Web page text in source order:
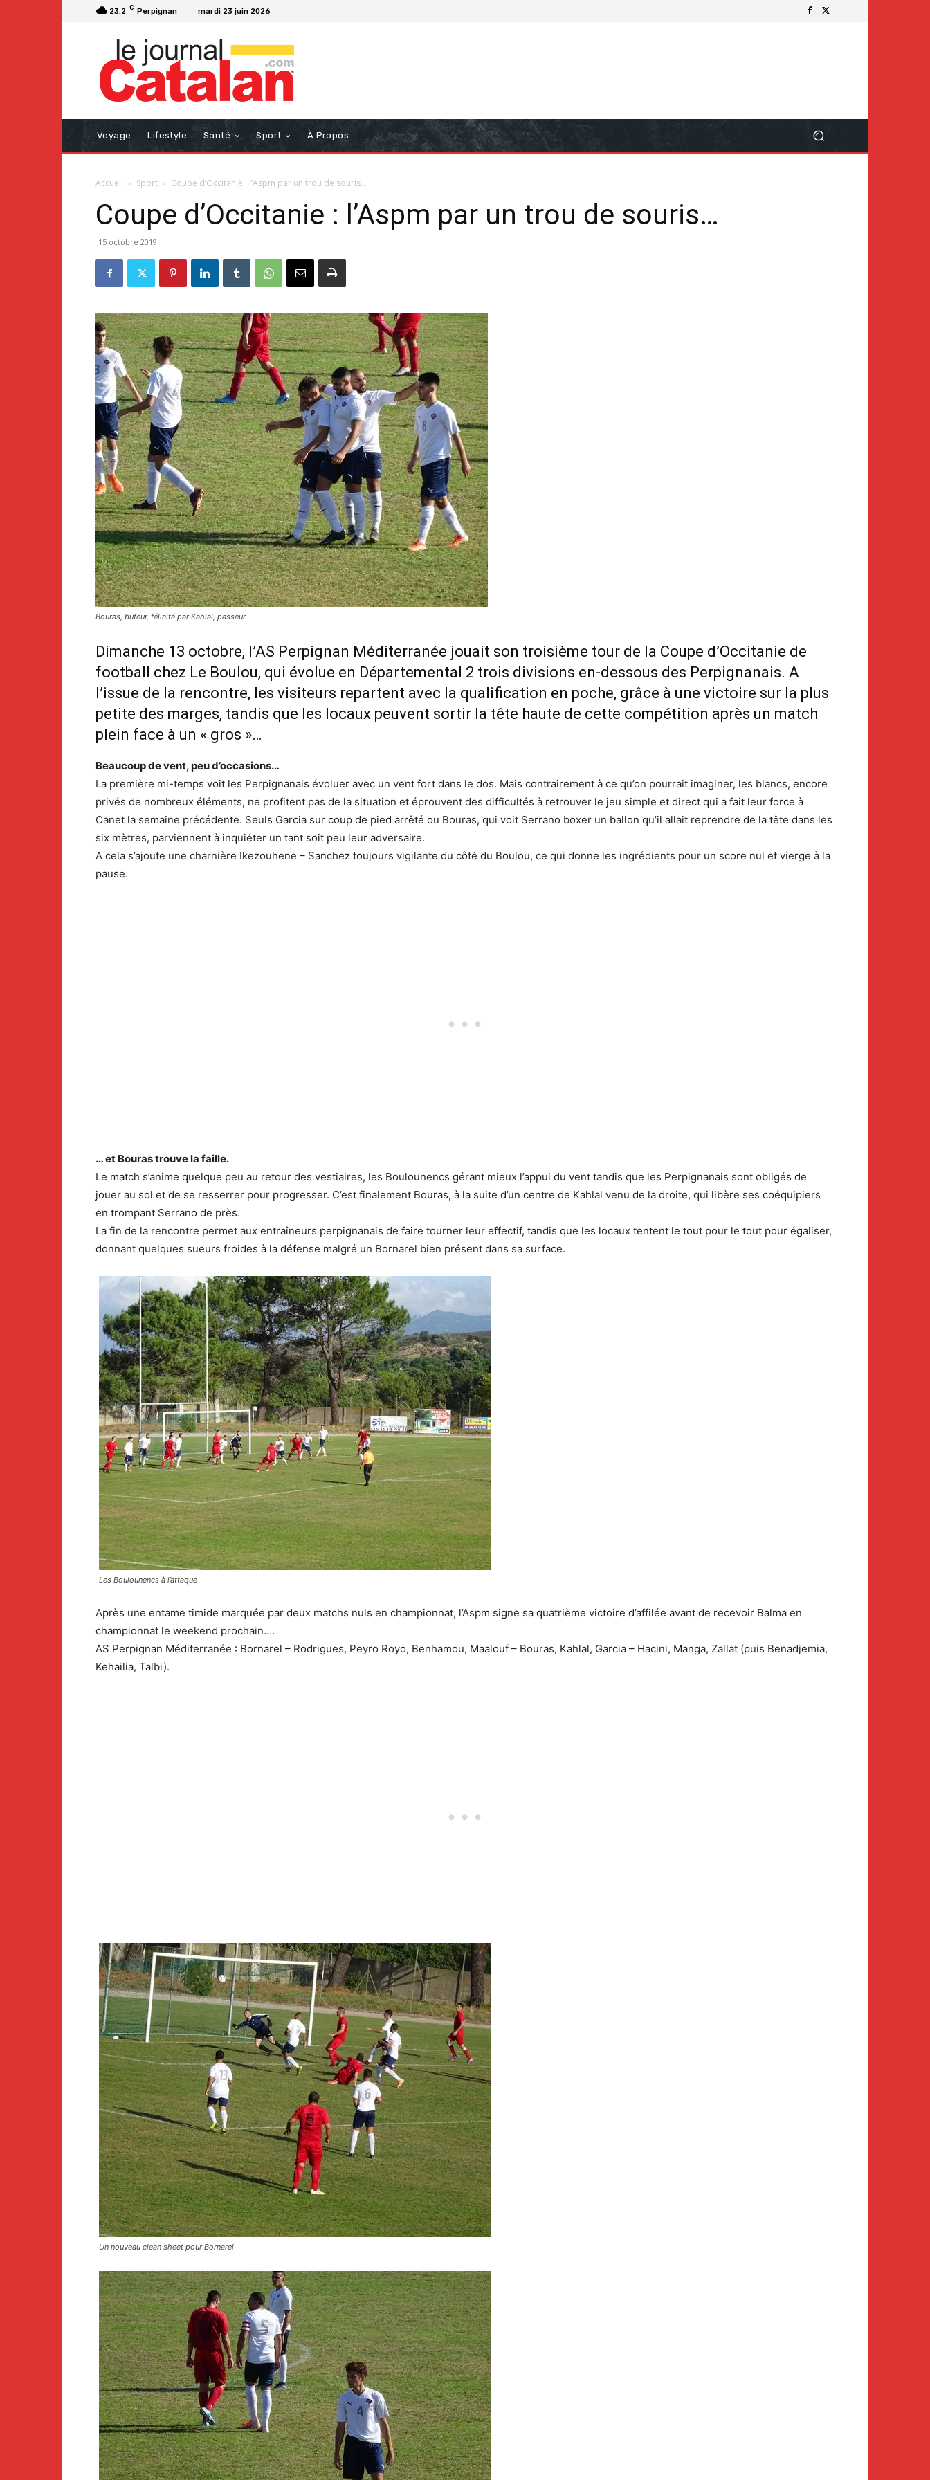
23.2 C Perpignan mardi 23 juin 2026
Voyage Lifestyle Santé Sport À Propos
Accueil Sport Coupe d’Occitanie : l’Aspm par un trou de souris…
Coupe d’Occitanie : l’Aspm par un trou de souris…
15 octobre 2019
Bouras, buteur, félicité par Kahlal, passeur
Dimanche 13 octobre, l’AS Perpignan Méditerranée jouait son troisième tour de la Coupe d’Occitanie de
football chez Le Boulou, qui évolue en Départemental 2 trois divisions en-dessous des Perpignanais. A
l’issue de la rencontre, les visiteurs repartent avec la qualification en poche, grâce à une victoire sur la plus
petite des marges, tandis que les locaux peuvent sortir la tête haute de cette compétition après un match
plein face à un « gros »…
Beaucoup de vent, peu d’occasions…
La première mi-temps voit les Perpignanais évoluer avec un vent fort dans le dos. Mais contrairement à ce qu’on pourrait imaginer, les blancs, encore
privés de nombreux éléments, ne profitent pas de la situation et éprouvent des difficultés à retrouver le jeu simple et direct qui a fait leur force à
Canet la semaine précédente. Seuls Garcia sur coup de pied arrêté ou Bouras, qui voit Serrano boxer un ballon qu’il allait reprendre de la tête dans les
six mètres, parviennent à inquiéter un tant soit peu leur adversaire.
A cela s’ajoute une charnière Ikezouhene – Sanchez toujours vigilante du côté du Boulou, ce qui donne les ingrédients pour un score nul et vierge à la
pause.
… et Bouras trouve la faille.
Le match s’anime quelque peu au retour des vestiaires, les Boulounencs gérant mieux l’appui du vent tandis que les Perpignanais sont obligés de
jouer au sol et de se resserrer pour progresser. C’est finalement Bouras, à la suite d’un centre de Kahlal venu de la droite, qui libère ses coéquipiers
en trompant Serrano de près.
La fin de la rencontre permet aux entraîneurs perpignanais de faire tourner leur effectif, tandis que les locaux tentent le tout pour le tout pour égaliser,
donnant quelques sueurs froides à la défense malgré un Bornarel bien présent dans sa surface.
Les Boulounencs à l’attaque
Après une entame timide marquée par deux matchs nuls en championnat, l’Aspm signe sa quatrième victoire d’affilée avant de recevoir Balma en
championnat le weekend prochain.…
AS Perpignan Méditerranée : Bornarel – Rodrigues, Peyro Royo, Benhamou, Maalouf – Bouras, Kahlal, Garcia – Hacini, Manga, Zallat (puis Benadjemia,
Kehailia, Talbi).
Un nouveau clean sheet pour Bornarel